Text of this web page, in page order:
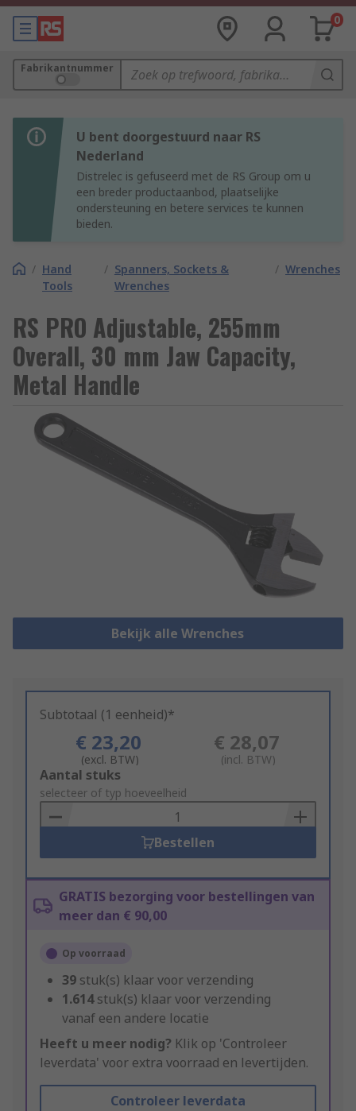
0
Fabrikantnummer
U bent doorgestuurd naar RS
Nederland
Distrelec is gefuseerd met de RS Group om u
een breder productaanbod, plaatselijke
ondersteuning en betere services te kunnen
bieden.
/ Hand
Tools
/ Spanners, Sockets &
Wrenches
/ Wrenches
RS PRO Adjustable, 255mm
Overall, 30 mm Jaw Capacity,
Metal Handle
Bekijk alle Wrenches
Subtotaal (1 eenheid)*
€ 23,20
(excl. BTW)
€ 28,07
(incl. BTW)
Add
to
Basket
Aantal stuks
selecteer of typ hoeveelheid
Bestellen
GRATIS bezorging voor bestellingen van
meer dan € 90,00
Op voorraad
39 stuk(s) klaar voor verzending
1.614stuk(s) klaar voor verzending
vanaf een andere locatie
Heeft u meer nodig? Klik op 'Controleer
leverdata' voor extra voorraad en levertijden.
Controleer leverdata